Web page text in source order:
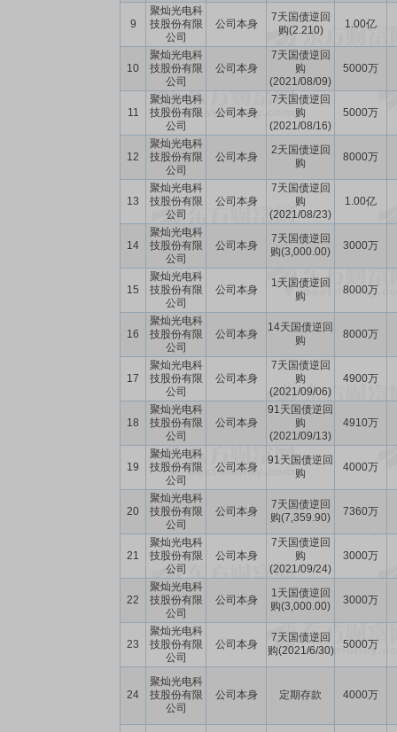
9
聚灿光电科
技股份有限
公司
公司本身
7天国债逆回
购(2.210)
1.00亿
10
聚灿光电科
技股份有限
公司
公司本身
7天国债逆回
购
(2021/08/09)
5000万
11
聚灿光电科
技股份有限
公司
公司本身
7天国债逆回
购
(2021/08/16)
5000万
12
聚灿光电科
技股份有限
公司
公司本身
2天国债逆回
购
8000万
13
聚灿光电科
技股份有限
公司
公司本身
7天国债逆回
购
(2021/08/23)
1.00亿
14
聚灿光电科
技股份有限
公司
公司本身
7天国债逆回
购(3,000.00)
3000万
15
聚灿光电科
技股份有限
公司
公司本身
1天国债逆回
购
8000万
16
聚灿光电科
技股份有限
公司
公司本身
14天国债逆回
购
8000万
17
聚灿光电科
技股份有限
公司
公司本身
7天国债逆回
购
(2021/09/06)
4900万
18
聚灿光电科
技股份有限
公司
公司本身
91天国债逆回
购
(2021/09/13)
4910万
19
聚灿光电科
技股份有限
公司
公司本身
91天国债逆回
购
4000万
20
聚灿光电科
技股份有限
公司
公司本身
7天国债逆回
购(7,359.90)
7360万
21
聚灿光电科
技股份有限
公司
公司本身
7天国债逆回
购
(2021/09/24)
3000万
22
聚灿光电科
技股份有限
公司
公司本身
1天国债逆回
购(3,000.00)
3000万
23
聚灿光电科
技股份有限
公司
公司本身
7天国债逆回
购(2021/6/30)
5000万
24
聚灿光电科
技股份有限
公司
公司本身 定期存款 4000万